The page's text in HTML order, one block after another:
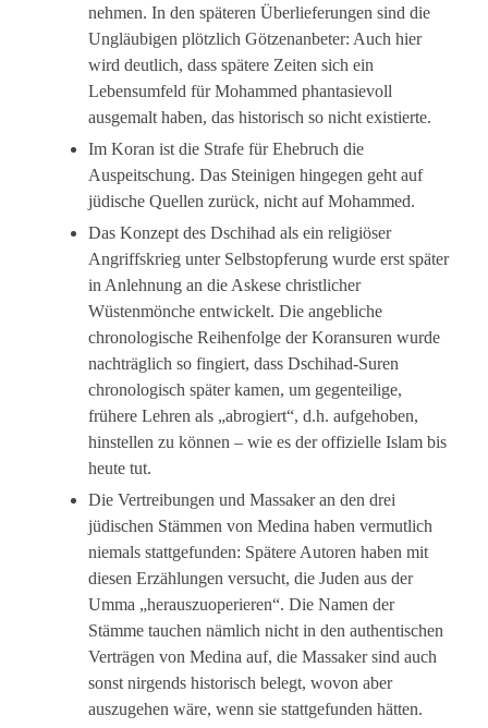
nehmen. In den späteren Überlieferungen sind die
Ungläubigen plötzlich Götzenanbeter: Auch hier
wird deutlich, dass spätere Zeiten sich ein
Lebensumfeld für Mohammed phantasievoll
ausgemalt haben, das historisch so nicht existierte.
Im Koran ist die Strafe für Ehebruch die
Auspeitschung. Das Steinigen hingegen geht auf
jüdische Quellen zurück, nicht auf Mohammed.
Das Konzept des Dschihad als ein religiöser
Angriffskrieg unter Selbstopferung wurde erst später
in Anlehnung an die Askese christlicher
Wüstenmönche entwickelt. Die angebliche
chronologische Reihenfolge der Koransuren wurde
nachträglich so fingiert, dass Dschihad-Suren
chronologisch später kamen, um gegenteilige,
frühere Lehren als „abrogiert“, d.h. aufgehoben,
hinstellen zu können – wie es der offizielle Islam bis
heute tut.
Die Vertreibungen und Massaker an den drei
jüdischen Stämmen von Medina haben vermutlich
niemals stattgefunden: Spätere Autoren haben mit
diesen Erzählungen versucht, die Juden aus der
Umma „herauszuoperieren“. Die Namen der
Stämme tauchen nämlich nicht in den authentischen
Verträgen von Medina auf, die Massaker sind auch
sonst nirgends historisch belegt, wovon aber
auszugehen wäre, wenn sie stattgefunden hätten.